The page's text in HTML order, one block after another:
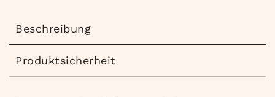
Beschreibung
Produktsicherheit